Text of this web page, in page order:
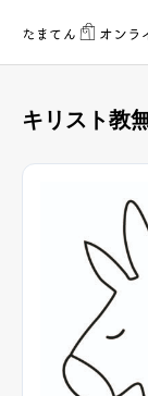
キリスト教